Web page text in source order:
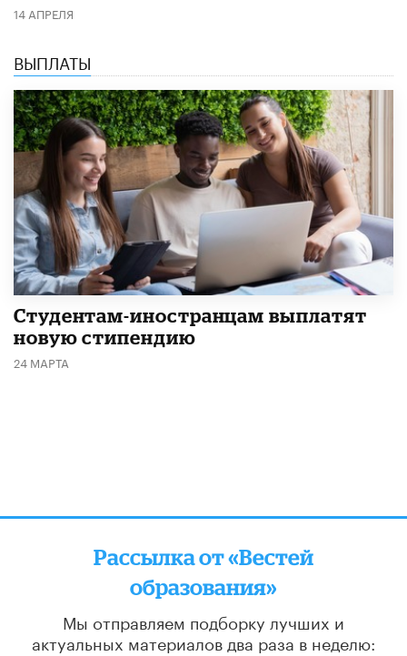
14 АПРЕЛЯ
ВЫПЛАТЫ
Студентам-иностранцам выплатят
новую стипендию
24 МАРТА
Рассылка от «Вестей
образования»
Мы отправляем подборку лучших и
актуальных материалов два раза в неделю: